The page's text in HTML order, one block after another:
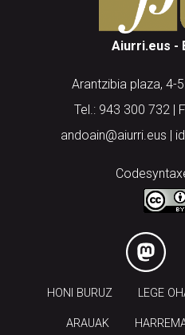
Aiurri.eus -
Arantzibia plaza, 4-
Tel.: 943 300 732 |
andoain@aiurri.eus |
HONI BURUZ LEGE
ARAUAK